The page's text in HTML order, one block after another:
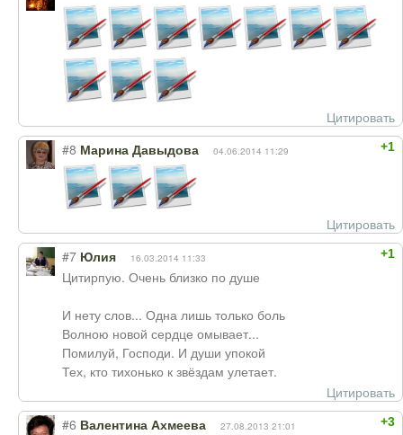
Цитировать
+1
#8 Марина Давыдова 04.06.2014 11:29
Цитировать
+1
#7 Юлия 16.03.2014 11:33
Цитирпую. Очень близко по душе
И нету слов... Одна лишь только боль
Волною новой сердце омывает...
Помилуй, Господи. И души упокой
Тех, кто тихонько к звёздам улетает.
Цитировать
+3
#6 Валентина Ахмеева 27.08.2013 21:01